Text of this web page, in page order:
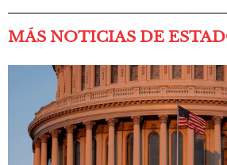
MÁS NOTICIAS DE